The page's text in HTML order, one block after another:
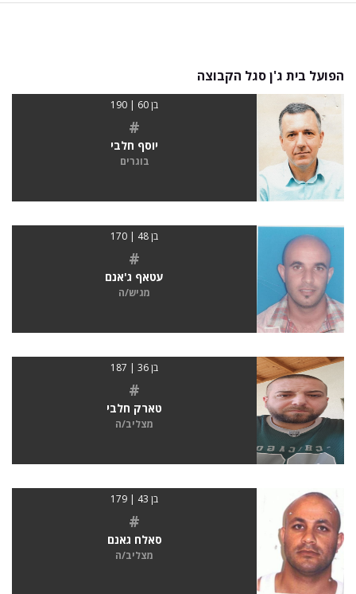
הפועל בית ג'ן סגל הקבוצה
בן 60 | 190
#
יוסף חלבי
בוגרים
בן 48 | 170
#
עטאף ג'אנם
מגיש/ה
בן 36 | 187
#
טארק חלבי
מצליב/ה
בן 43 | 179
#
סאלח גאנם
מצליב/ה